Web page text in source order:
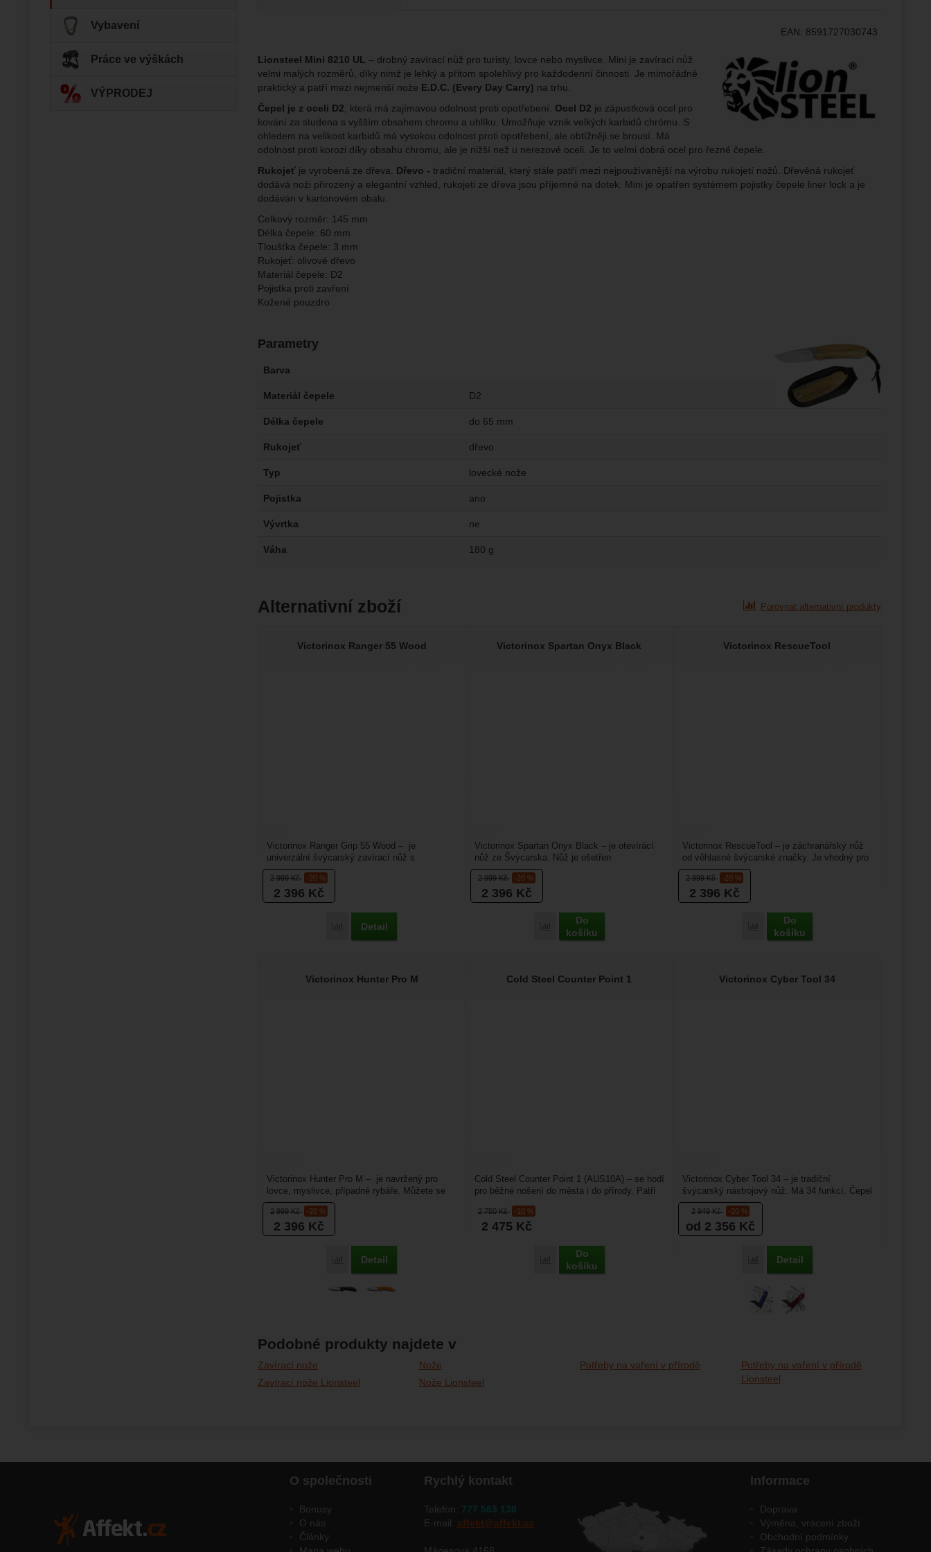
Data získaná pomocí těchto cookies zpracováváme souhrnně a anonymně, takže
nejsme schopni identifikovat konkrétní uživatele našeho webu.
Marketingovéabychom vás neobtěžovali nevhodnou reklamou
Povoleno
Zobrazit
Marketingové cookies používáme my nebo naši partneři, abychom vám mohli zobrazit
vhodné obsahy nebo reklamy jak na našich stránkách, tak na stránkách třetích stran.
EAN: 8591727030743
Výrobce:
Lionsteel Mini 8210 UL – drobný zavírací nůž pro turisty, lovce nebo myslivce. Mini je zavírací nůž
velmi malých rozměrů, díky nimž je lehký a přitom spolehlivý pro každodenní činnosti. Je mimořádně
praktický a patří mezi nejmenší nože E.D.C. (Every Day Carry) na trhu.
Čepel je z oceli D2 , která má zajímavou odolnost proti opotřebení. Ocel D2 je zápustková ocel pro
kování za studena s vyšším obsahem chromu a uhlíku. Umožňuje vznik velkých karbidů chrómu. S
ohledem na velikost karbidů má vysokou odolnost proti opotřebení, ale obtížněji se brousí. Má
odolnost proti korozi díky obsahu chromu, ale je nižší než u nerezové oceli. Je to velmi dobrá ocel pro řezné čepele.
Rukojeť je vyrobená ze dřeva. Dřevo - tradiční materiál, který stále patří mezi nejpoužívanější na výrobu rukojetí nožů. Dřevěná rukojeť
dodává noži přirozený a elegantní vzhled, rukojeti ze dřeva jsou příjemné na dotek. Mini je opatřen systémem pojistky čepele liner lock a je
dodáván v kartonovém obalu.
Celkový rozměr: 145 mm
Délka čepele: 60 mm
Tloušťka čepele: 3 mm
Rukojeť: olivové dřevo
Materiál čepele: D2
Pojistka proti zavření
Kožené pouzdro
Parametry
Barva
Materiál čepele D2
Délka čepele do 65 mm
Rukojeť dřevo
Typ lovecké nože
Pojistka ano
Vývrtka ne
Váha 180 g
Alternativní zboží Porovnat alternativní produkty
Victorinox Ranger 55 Wood
2 999Kč -20 %
2 396 Kč
Porovnat
Detail
Victorinox Ranger Grip 55 Wood – je
univerzální švýcarský zavírací nůž s
dřevěnými střenkami a s mnoha...
Victorinox Spartan Onyx Black
2 999Kč -20 %
2 396 Kč
Porovnat
Do
košíku
Victorinox Spartan Onyx Black – je otevírácí
nůž ze Švýcarska. Nůž je ošetřen
polyspektrálním procesem,...
Victorinox RescueTool
2 999Kč -20 %
2 396 Kč
Porovnat
Do
košíku
Victorinox RescueTool – je záchranářský nůž
od věhlasné švýcarské značky. Je vhodný pro
hasiče, horskou...
Victorinox Hunter Pro M
2 999Kč -20 %
2 396 Kč
Porovnat
Detail
Victorinox Hunter Pro M – je navržený pro
lovce, myslivce, případně rybáře. Můžete se
spolehnout na...
Cold Steel Counter Point 1
2 750Kč -10 %
2 475 Kč
Porovnat
Do
košíku
Cold Steel Counter Point 1 (AUS10A) – se hodí
pro běžné nošení do města i do přírody. Patří
Victorinox Cyber Tool 34
2 949Kč -20 %
od 2 356 Kč
Porovnat
Detail
Victorinox Cyber Tool 34 – je tradiční
švýcarský nástrojový nůž. Má 34 funkcí. Čepel
je dlouhá 91 mm. ...
Podobné produkty najdete v
Zavírací nože
Zavírací nože Lionsteel
Nože
Nože Lionsteel
Potřeby na vaření v přírodě
Potřeby na vaření v přírodě
Lionsteel
Vybavení
Práce ve výškách
VÝPRODEJ
O společnosti
Bonusy
O nás
Články
Rychlý kontakt
Telefon: 777 563 138
E-mail: affekt@affekt.cz
Informace
Doprava
Výměna, vrácení zboží
Obchodní podmínky